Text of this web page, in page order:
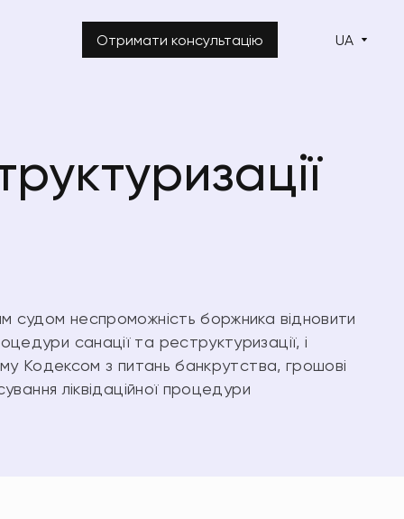
Отримати консультацію UA
судом неспроможність боржника відновити
санації та реструктуризації, і
Кодексом з питань банкрутства, грошові
ліквідаційної процедури